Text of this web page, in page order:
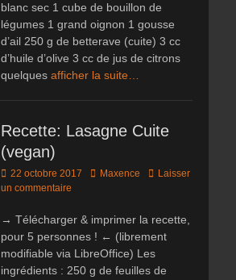
blanc sec 1 cube de bouillon de
légumes 1 grand oignon 1 gousse
d’ail 250 g de betterave (cuite) 3 cc
d’huile d’olive 3 cc de jus de citrons
quelques afficher la suite…
Recette: Lasagne Cuite
(vegan)
Posted
on
22 octobre 2017 Author
Maxence
Laisser
un commentaire
→ Télécharger & imprimer la recette,
pour 5 personnes ! ← (librement
modifiable via LibreOffice) Les
ingrédients : 250 g de feuilles de